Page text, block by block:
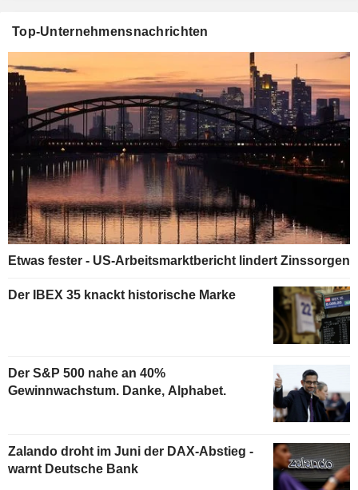
Top-Unternehmensnachrichten
Etwas fester - US-Arbeitsmarktbericht lindert Zinssorgen
Der IBEX 35 knackt historische Marke
Der S&P 500 nahe an 40%
Gewinnwachstum. Danke, Alphabet.
Zalando droht im Juni der DAX-Abstieg -
warnt Deutsche Bank